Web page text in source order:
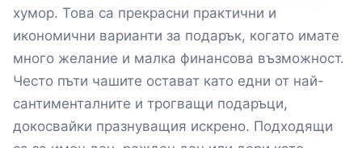
хумор. Това са прекрасни практични и
икономични варианти за подарък, когато имате
много желание и малка финансова възможност.
Често пъти чашите остават като едни от най-
сантименталните и трогващи подаръци,
докосвайки празнуващия искрено. Подходящи